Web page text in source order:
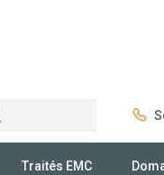
Traités EMC